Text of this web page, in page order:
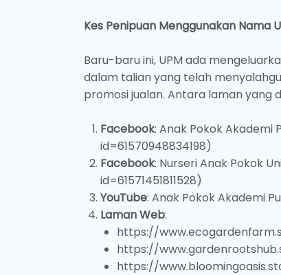
Kes Penipuan Menggunakan Nama
Baru-baru ini, UPM ada
dalam talian yang telah
promosi jualan. Antara laman yang
Facebook: Anak Pokok
id=61570948834198)
Facebook: Nurseri Anak Pokok
id=61571451811528)
YouTube: Anak Pokok Akademi
Laman Web:
https://
https://
https://